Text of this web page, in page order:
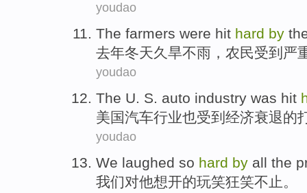
youdao
The farmers were hit hard by
去年冬天久旱不雨 ， 农民受到 严
youdao
The U. S. auto industry was hit
美国汽车行业也受到 经济衰退的
youdao
We laughed so hard by all the
我们对他想开的玩笑狂笑不止。